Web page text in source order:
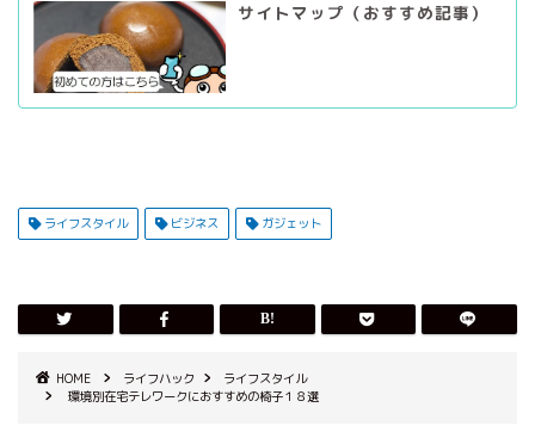
サイトマップ（おすすめ記事）
ライフスタイル ビジネス ガジェット
HOME ライフハック
ライフスタイル
環境別在宅テレワークにおすすめの椅子１８選